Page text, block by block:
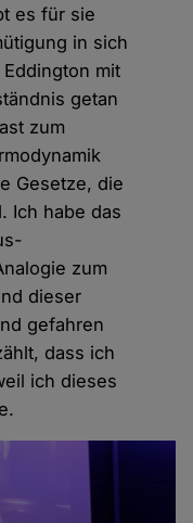
es für sie
in sich
mit
getan
zum
Gesetze, die
Ich habe das
zum
dieser
gefahren
dass ich
ich dieses